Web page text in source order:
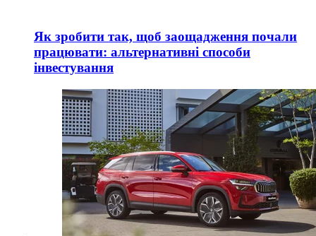
Як зробити так, щоб заощадження почали
працювати: альтернативні способи
інвестування